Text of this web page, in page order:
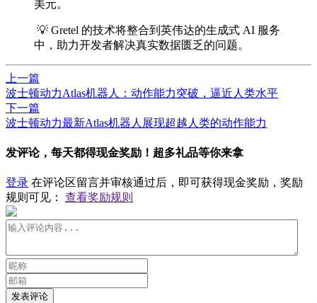
美元。
💡 Gretel 的技术将整合到英伟达的生成式 AI 服务
中，助力开发者解决真实数据匮乏的问题。
上一篇
波士顿动力Atlas机器人：动作能力突破，逼近人类水平
下一篇
波士顿动力最新Atlas机器人展现超越人类的动作能力
发评论，每天都得现金奖励！超多礼品等你来拿
登录 在评论区留言并审核通过后，即可获得现金奖励，奖励
规则可见： 查看奖励规则
发表评论